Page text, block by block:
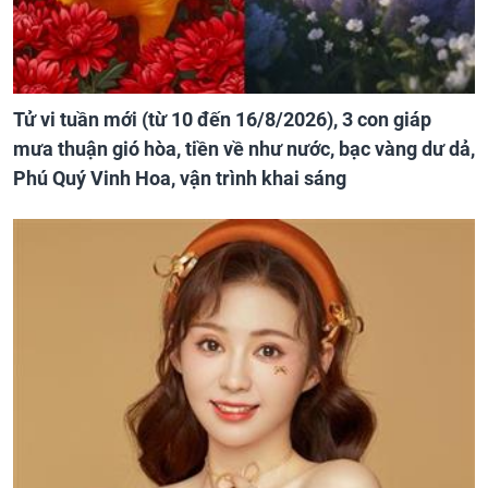
Tử vi tuần mới (từ 10 đến 16/8/2026), 3 con giáp
mưa thuận gió hòa, tiền về như nước, bạc vàng dư dả,
Phú Quý Vinh Hoa, vận trình khai sáng